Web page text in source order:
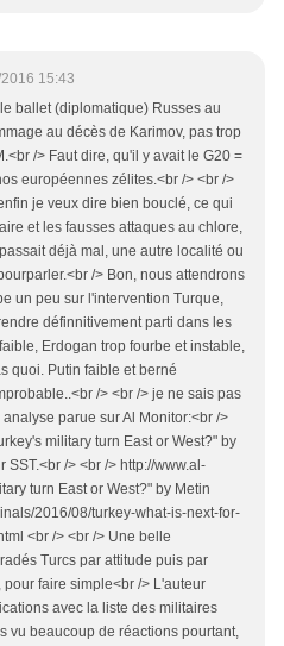
15:43
ballet (diplomatique) Russes au
au décès de Karimov, pas trop
/> Faut dire, qu'il y avait le G20 =
européennes zélites.<br /> <br />
je veux dire bien bouclé, ce qui
et les fausses attaques au chlore,
déjà mal, une autre localité ou
/> Bon, nous attendrons
un peu sur l'intervention Turque,
définnitivement parti dans les
Erdogan trop fourbe et instable,
quoi. Putin faible et berné
/> <br /> je ne sais pas
parue sur Al Monitor:<br />
military turn East or West?" by
SST.<br /> <br /> http://www.al-
turn East or West?" by Metin
2016/08/turkey-what-is-next-for-
<br /> <br /> Une belle
Turcs par attitude puis par
faire simple<br /> L'auteur
avec la liste des militaires
vu beaucoup de réactions pourtant,